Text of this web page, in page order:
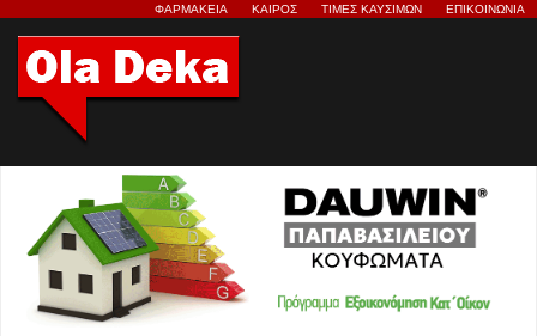
ΦΑΡΜΑΚΕΙΑ ΚΑΙΡΟΣ ΤΙΜΕΣ ΚΑΥΣΙΜΩΝ ΕΠΙΚΟΙΝΩΝΙΑ